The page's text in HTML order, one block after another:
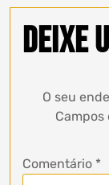
Deixe
O seu
Campos
Comentário *